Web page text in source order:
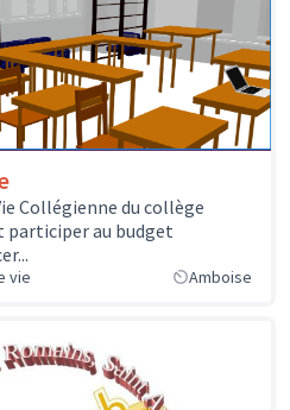
Collégienne du collège
participer au budget
vie Amboise